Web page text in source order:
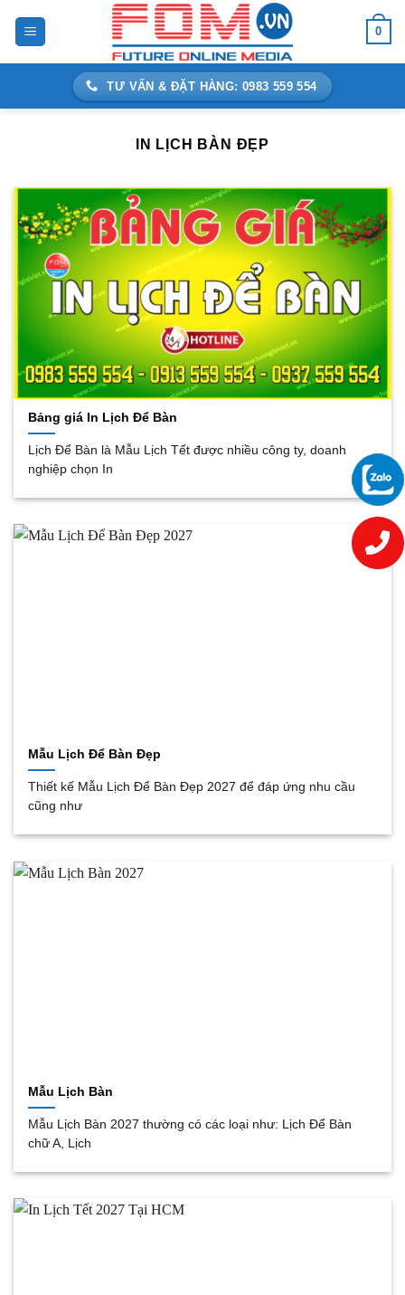
0
TƯ VẤN & ĐẶT HÀNG: 0983 559 554
IN LỊCH BÀN ĐẸP
Bảng giá In Lịch Để Bàn
Lịch Để Bàn là Mẫu Lịch Tết được nhiều công ty, doanh
nghiệp chọn In
Mẫu Lịch Để Bàn Đẹp
Thiết kế Mẫu Lịch Để Bàn Đẹp 2027 để đáp ứng nhu cầu
cũng như
Mẫu Lịch Bàn
Mẫu Lịch Bàn 2027 thường có các loại như: Lịch Để Bàn
chữ A, Lịch